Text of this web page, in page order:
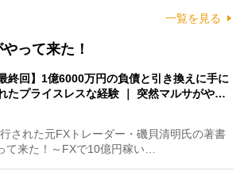
一覧を見る
って来た！
最終回】1億6000万円の負債と引き換えに手に
たプライスレスな経験 ｜ 突然マルサがや…
された元FXトレーダー・磯貝清明氏の著書
て来た！～FXで10億円稼い…